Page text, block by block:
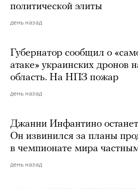
политической элиты
день назад
Губернатор сообщил о
атаке» украинских дронов
область. На НПЗ пожар
день назад
Джанни Инфантино
Он извинился за планы
в чемпионате мира
день назад